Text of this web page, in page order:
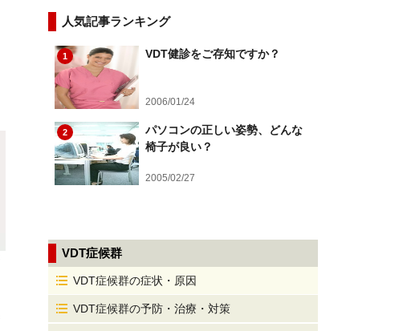
人気記事ランキング
1 VDT健診をご存知ですか？
2006/01/24
2
パソコンの正しい姿勢、どんな
椅子が良い？
2005/02/27
VDT症候群
VDT症候群の症状・原因
VDT症候群の予防・治療・対策